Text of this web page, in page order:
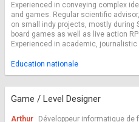
Experienced in conveying complex
and games. Regular scientific
on small indy projects, mostly during
board games as well as live action
Experienced in academic,
Education nationale
Game / Level Designer
Arthur
Développeur informatique